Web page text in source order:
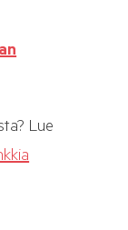
Lue